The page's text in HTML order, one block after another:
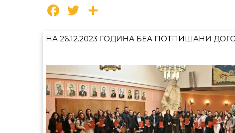
Facebook
Twitter
НА 26.12.2023 ГОДИНА БЕА ПОТПИШАНИ